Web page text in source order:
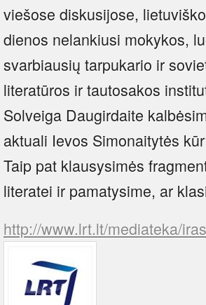
viešose diskusijose,
dienos nelankiusi mokykos,
svarbiausių tarpukario ir
literatūros ir tautosakos
Solveiga Daugirdaite
aktuali Ievos Simonaitytės
Taip pat klausysimės
literatei ir pamatysime, ar
http://www.lrt.lt/mediateka/